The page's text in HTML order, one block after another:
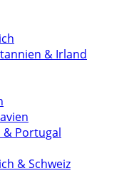
& Irland
& Portugal
& Schweiz